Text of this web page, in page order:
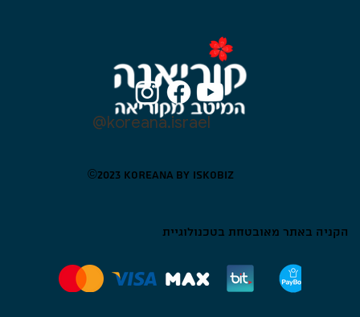
@koreana.israel
©​2023 KOREANA BY ISKOBIZ
הקניה באתר מאובטחת בטכנולוגיית